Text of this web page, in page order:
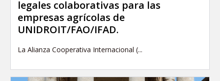
legales colaborativas para las
empresas agrícolas de
UNIDROIT/FAO/IFAD.
La Alianza Cooperativa Internacional (...